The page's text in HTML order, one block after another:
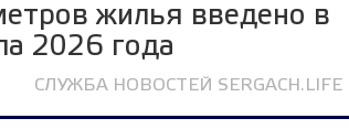
жилья введено в
2026 года
СЛУЖБА НОВОСТЕЙ SERGACH.LIFE